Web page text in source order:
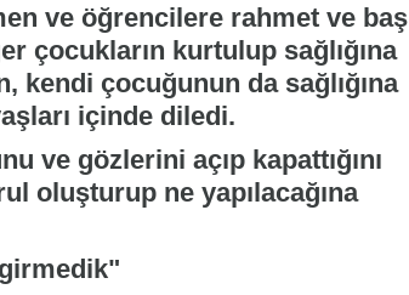
ve öğrencilere rahmet ve baş
çocukların kurtulup sağlığına
kendi çocuğunun da sağlığına
içinde diledi.
ve gözlerini açıp kapattığını
oluşturup ne yapılacağına